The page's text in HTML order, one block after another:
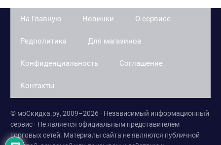
На Главную Новинки О сервисе
Редполитика Для магазинов
Конфиденциальность Соглашение
Контакты
© моСкидка.ру, 2009–2026 · Независимый информационный
сервис · Не является официальным представителем
торговых сетей. Материалы сайта не являются публичной